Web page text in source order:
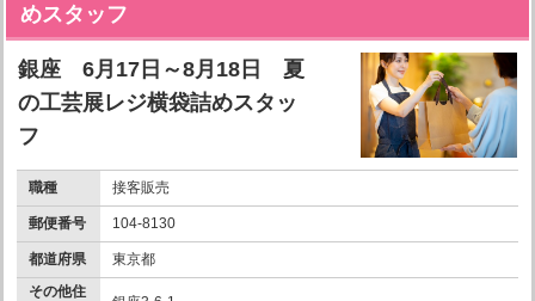
めスタッフ
銀座 6月17日～8月18日 夏
の工芸展レジ横袋詰めスタッ
フ
職種 接客販売
郵便番号 104-8130
都道府県
東京都
その他住